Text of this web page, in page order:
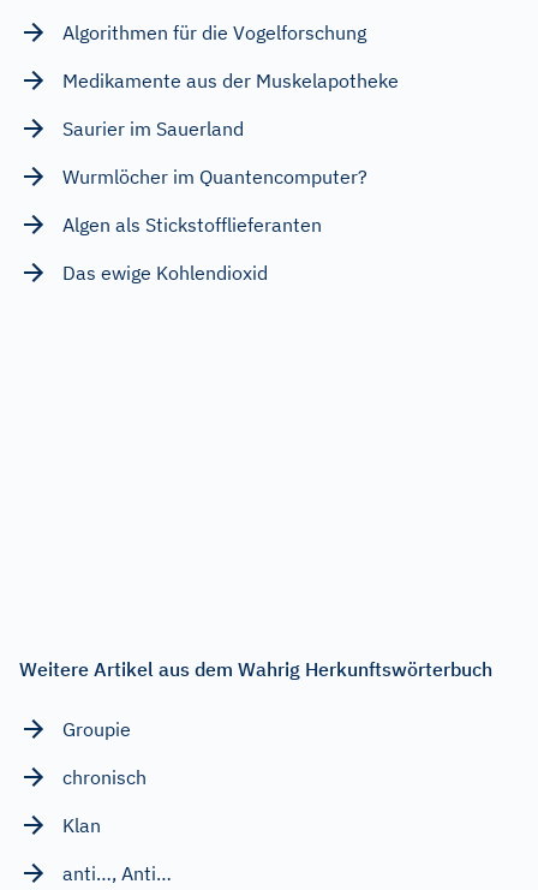
Algorithmen für die Vogelforschung
Medikamente aus der Muskelapotheke
Saurier im Sauerland
Wurmlöcher im Quantencomputer?
Algen als Stickstofflieferanten
Das ewige Kohlendioxid
Weitere Artikel aus dem Wahrig Herkunftswörterbuch
Groupie
chronisch
Klan
anti…, Anti…